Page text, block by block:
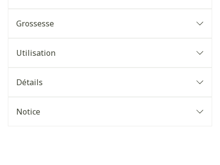
Grossesse
Utilisation
Détails
Notice